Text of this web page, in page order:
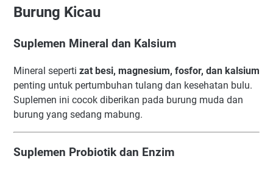
Burung Kicau
Suplemen Mineral dan Kalsium
Mineral seperti zat besi, magnesium, fosfor, dan kalsium
penting untuk pertumbuhan tulang dan kesehatan bulu.
Suplemen ini cocok diberikan pada burung muda dan
burung yang sedang mabung.
Suplemen Probiotik dan Enzim